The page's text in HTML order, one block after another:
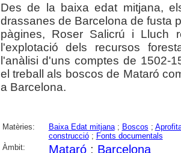
Des de la baixa edat mitjana,
drassanes de Barcelona de fusta
pàgines, Roser Salicrú i Lluch
l'explotació dels recursos
l'anàlisi d'uns comptes de 1502-
el treball als boscos de Mataró
a Barcelona.
Matèries: Baixa Edat mitjana; Boscos ;
construcció; Fonts documentals
Àmbit:
Mataró; Barcelona